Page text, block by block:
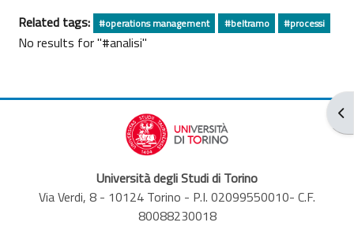
Related tags: #operations management #beltramo #processi
No results for "#analisi"
Università degli Studi di Torino
Via Verdi, 8 - 10124 Torino - P.I. 02099550010- C.F.
80088230018